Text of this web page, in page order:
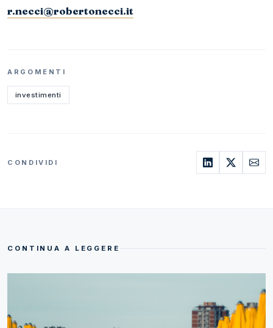
r.necci@robertonecci.it
ARGOMENTI
investimenti
CONDIVIDI
CONTINUA A LEGGERE